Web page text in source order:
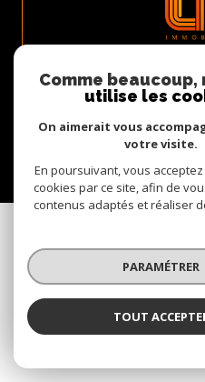
© 2026 | TOUS DROITS RÉSERVÉS |
PLAN DU SITE
NOS HONORAIRES
POLITIQUE
Comme beaucoup,
utilise les
On aimerait vous
votre visite.
En poursuivant, vous
cookies par ce site, afin de
contenus adaptés et réaliser
PARAMÉTRER
TOUT